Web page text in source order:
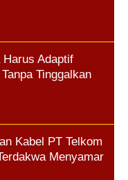
Adaptif
Tinggalkan
Kabel PT Telkom
Menyamar